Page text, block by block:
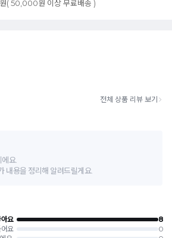
( 50,000원 이상 무료배송 )